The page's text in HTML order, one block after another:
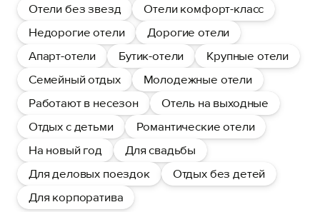
Отели без звезд
Отели комфорт-класс
Недорогие отели
Дорогие отели
Апарт-отели
Бутик-отели
Крупные отели
Семейный отдых
Молодежные отели
Работают в несезон
Отель на выходные
Отдых с детьми
Романтические отели
На новый год
Для свадьбы
Для деловых поездок
Отдых без детей
Для корпоратива